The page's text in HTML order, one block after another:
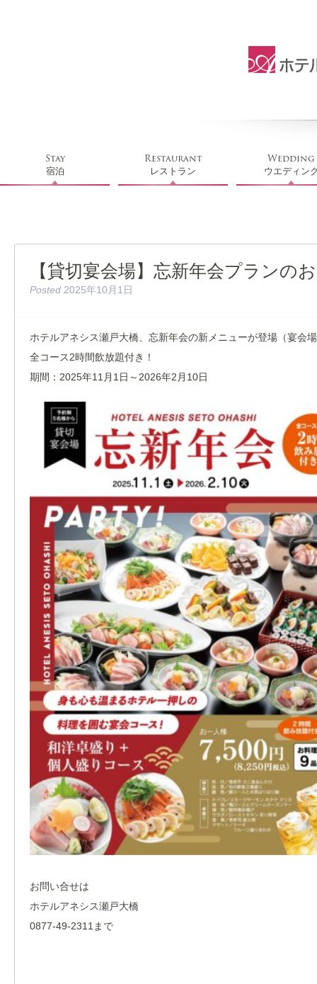
Stay
宿泊
Restaurant
レストラン
Wedding
ウエディン
【貸切宴会場】忘新年会プランの
Posted 2025年10月1日
ホテルアネシス瀬戸大橋、忘新年会の新メニューが登場（宴会
全コース2時間飲放題付き！
期間：2025年11月1日～2026年2月10日
お問い合せは
ホテルアネシス瀬戸大橋
0877-49-2311まで